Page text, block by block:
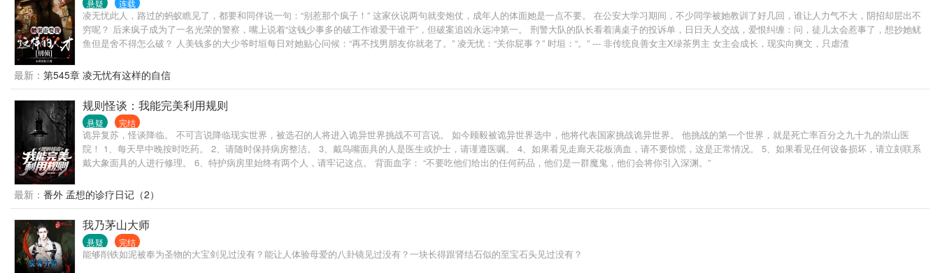
悬疑 连载
凌无忧此人，路过的蚂蚁瞧见了，都要和同伴说一句：“别惹那个疯子！” 这家伙说两句就变炮仗，成年人的体面她是一点不要。 在公安大学习期间，不少同学被她教训了好几回，谁让人力气不大，阴招却层出不
穷呢？ 后来疯子成为了一名光荣的警察，嘴上说着“这钱少事多的破工作谁爱干谁干”，但破案追凶永远冲第一。 刑警大队的队长看着满桌子的投诉单，日日天人交战，爱恨纠缠：问，徒儿太会惹事了，想抄她鱿
鱼但是舍不得怎么破？ 人美钱多的大少爷时垣每日对她贴心问候：“再不找男朋友你就老了。” 凌无忧：“关你屁事？” 时垣：“。” --- 非传统良善女主X绿茶男主 女主会成长，现实向爽文，只虐渣
最新： 第545章 凌无忧有这样的自信
规则怪谈：我能完美利用规则
悬疑 完结
诡异复苏，怪谈降临。 不可言说降临现实世界，被选召的人将进入诡异世界挑战不可言说。 如今顾毅被诡异世界选中，他将代表国家挑战诡异世界。 他挑战的第一个世界，就是死亡率百分之九十九的崇山医
院！ 1、每天早中晚按时吃药。 2、请随时保持病房整洁。 3、戴鸟嘴面具的人是医生或护士，请谨遵医嘱。 4、如果看见走廊天花板滴血，请不要惊慌，这是正常情况。 5、如果看见任何设备损坏，请立刻联系
戴大象面具的人进行修理。 6、特护病房里始终有两个人，请牢记这点。 背面血字： “不要吃他们给出的任何药品，他们是一群魔鬼，他们会将你引入深渊。”
最新： 番外 孟想的诊疗日记（2）
我乃茅山大师
悬疑 完结
能够削铁如泥被奉为圣物的大宝剑见过没有？能让人体验母爱的八卦镜见过没有？一块长得跟肾结石似的至宝石头见过没有？